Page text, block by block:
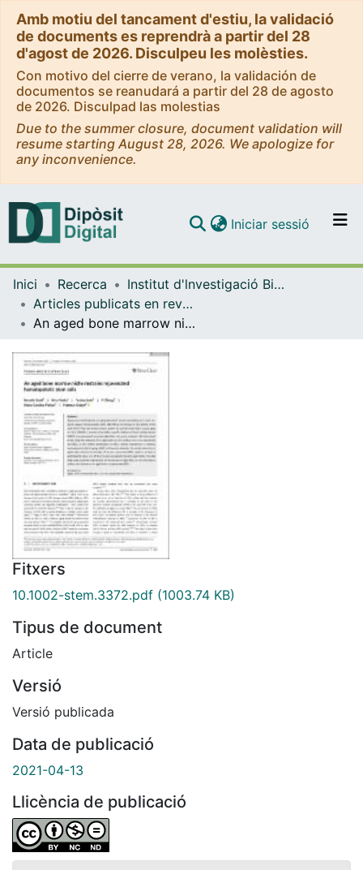
Amb motiu del tancament d'estiu, la validació
de documents es reprendrà a partir del 28
d'agost de 2026. Disculpeu les molèsties.
Con motivo del cierre de verano, la validación de
documentos se reanudará a partir del 28 de agosto
de 2026. Disculpad las molestias
Due to the summer closure, document validation will
resume starting August 28, 2026. We apologize for
any inconvenience.
Navega per tot el DD
Com publicar
Iniciar sessió (current)
Inici Recerca
Institut d'lnvestigació Biomèdica de Bellvitge (IDIBELL)
Articles publicats en revistes (Institut d'lnvestigació Biomèdica de Bellvitge (IDIBELL))
An aged bone marrow niche restrains rejuvenated hematopoietic stem cells
Fitxers
10.1002-stem.3372.pdf (1003.74 KB)
Tipus de document
Article
Versió
Versió publicada
Data de publicació
2021-04-13
Llicència de publicació